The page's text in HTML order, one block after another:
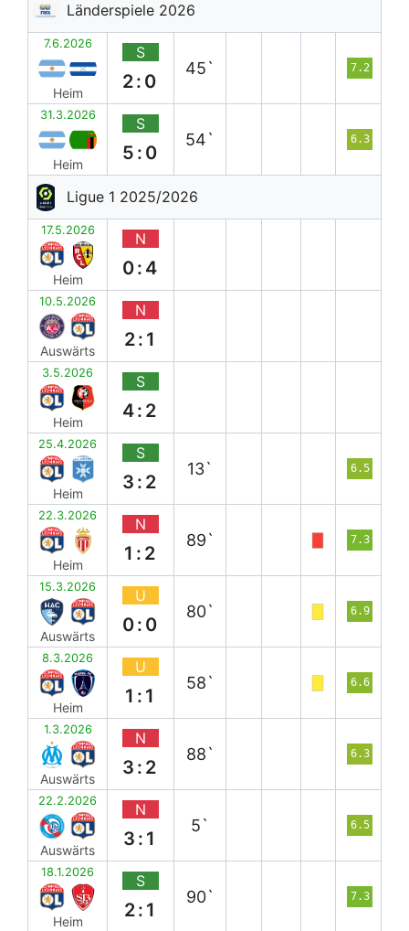
Länderspiele 2026
7.6.2026
Heim
S
2:0
45` 7.2
31.3.2026
Heim
S
5:0
54` 6.3
Ligue 1 2025/2026
17.5.2026
Heim
N
0:4
10.5.2026
Auswärts
N
2:1
3.5.2026
Heim
S
4:2
25.4.2026
Heim
S
3:2
13` 6.5
22.3.2026
Heim
N
1:2
89` 7.3
15.3.2026
Auswärts
U
0:0
80` 6.9
8.3.2026
Heim
U
1:1
58` 6.6
1.3.2026
Auswärts
N
3:2
88` 6.3
22.2.2026
Auswärts
N
3:1
5` 6.5
18.1.2026
Heim
S
2:1
90` 7.3